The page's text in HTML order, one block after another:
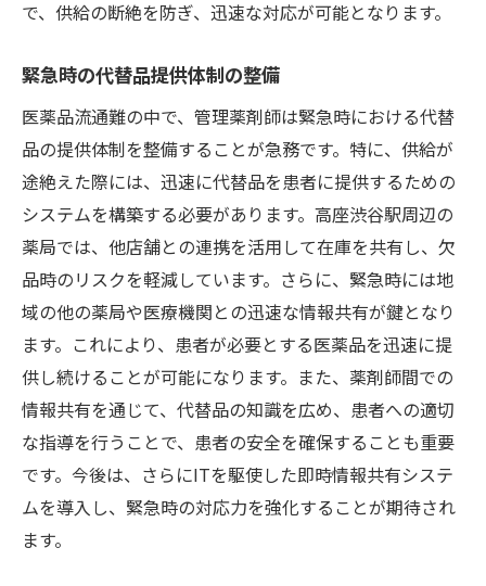
業務効率化によるコスト削減
情報の透明性向上による信頼関係構築
医薬品生産調整と品質管理不備の影響を最小化
するには
生産スケジュールの最適化について
品質基準の強化と監視体制の構築
消費者への情報提供と教育の重要性
品質問題発生時の迅速な対策
調整可能な代替品の利用促進
関係機関との連携による早期問題解決
物流業界の人手不足を乗り越える効率的な配送
体制の見直し
自動化技術を活用した配送効率化
で、供給の断絶を防ぎ、迅速な対応が可能となります。
緊急時の代替品提供体制の整備
医薬品流通難の中で、管理薬剤師は緊急時における代替
品の提供体制を整備することが急務です。特に、供給が
途絶えた際には、迅速に代替品を患者に提供するための
システムを構築する必要があります。高座渋谷駅周辺の
薬局では、他店舗との連携を活用して在庫を共有し、欠
品時のリスクを軽減しています。さらに、緊急時には地
域の他の薬局や医療機関との迅速な情報共有が鍵となり
ます。これにより、患者が必要とする医薬品を迅速に提
供し続けることが可能になります。また、薬剤師間での
情報共有を通じて、代替品の知識を広め、患者への適切
な指導を行うことで、患者の安全を確保することも重要
です。今後は、さらにITを駆使した即時情報共有システ
ムを導入し、緊急時の対応力を強化することが期待され
ます。